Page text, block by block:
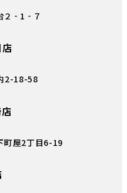
２‐1‐７
2-18-58
町屋2丁目6-19